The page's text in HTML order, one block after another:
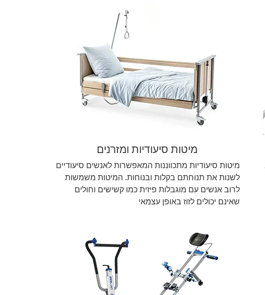
מיטות סיעודיות ומזרנים
מיטות סיעודיות מתכווננות המאפשרות לאנשים סיעודיים
לשנות את תנוחתם בקלות ובנוחות. המיטות משמשות
לרוב אנשים עם מוגבלות פיזית כמו קשישים וחולים
שאינם יכולים לזוז באופן עצמאי